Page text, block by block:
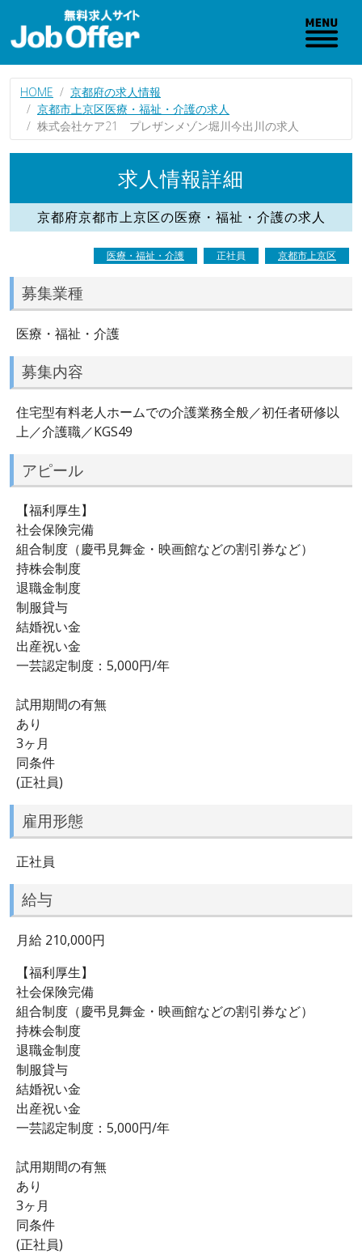
HOME
京都府の求人情報
京都市上京区医療・福祉・介護の求人
株式会社ケア21 プレザンメゾン堀川今出川の求人
求人情報詳細
京都府京都市上京区の医療・福祉・介護の求人
医療・福祉・介護 正社員 京都市上京区
募集業種
医療・福祉・介護
募集内容
住宅型有料老人ホームでの介護業務全般／初任者研修以
上／介護職／KGS49
アピール
【福利厚生】
社会保険完備
組合制度（慶弔見舞金・映画館などの割引券など）
持株会制度
退職金制度
制服貸与
結婚祝い金
出産祝い金
一芸認定制度：5,000円/年
試用期間の有無
あり
3ヶ月
同条件
(正社員)
雇用形態
正社員
給与
月給 210,000円
【福利厚生】
社会保険完備
組合制度（慶弔見舞金・映画館などの割引券など）
持株会制度
退職金制度
制服貸与
結婚祝い金
出産祝い金
一芸認定制度：5,000円/年
試用期間の有無
あり
3ヶ月
同条件
(正社員)